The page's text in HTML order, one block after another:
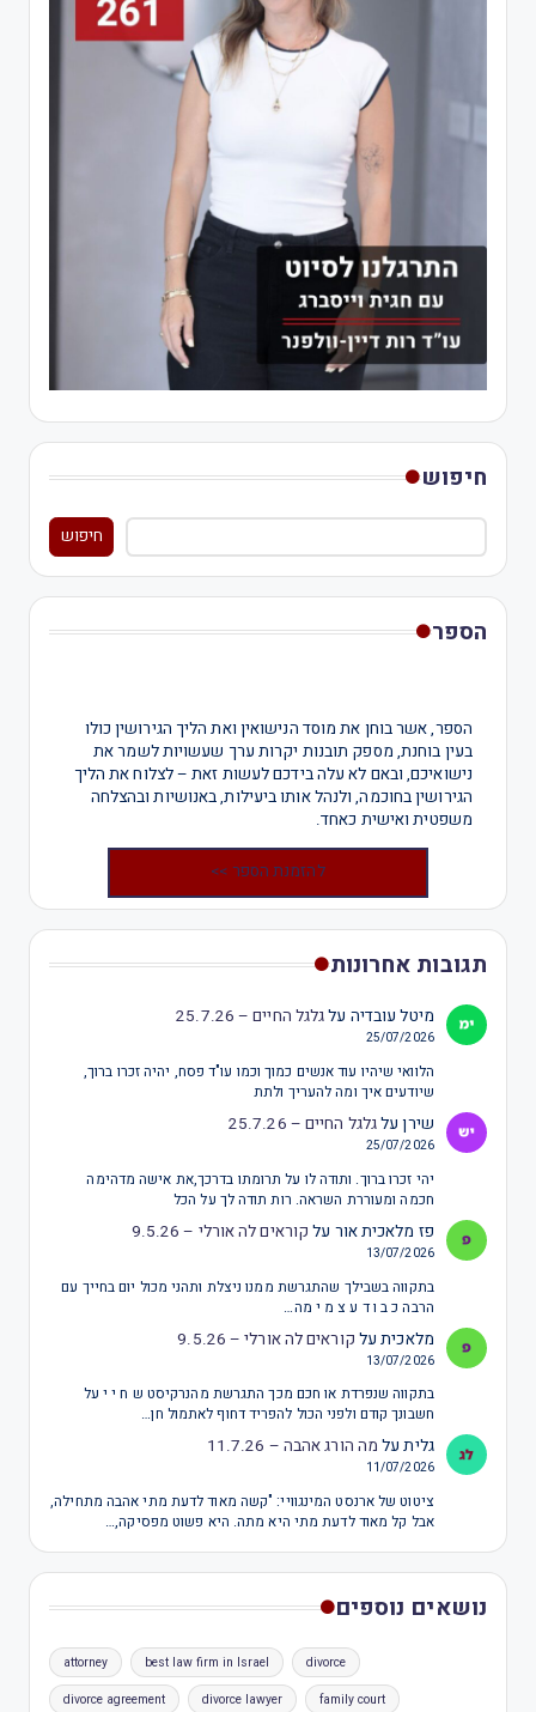
חיפוש
חיפוש
הספר
הספר, אשר בוחן את מוסד הנישואין ואת הליך הגירושין כולו
בעין בוחנת, מספק תובנות יקרות ערך שעשויות לשמר את
נישואיכם, ובאם לא עלה בידכם לעשות זאת – לצלוח את הליך
הגירושין בחוכמה, ולנהל אותו ביעילות, באנושיות ובהצלחה
משפטית ואישית כאחד.
להזמנת הספר >>
תגובות אחרונות
מיטל עובדיה עלגלגל החיים – 25.7.26
25/07/2026
הלוואי שיהיו עוד אנשים כמוך וכמו עו"ד פסח, יהיה זכרו ברוך,
שיודעים איך ומה להעריך ולתת
שירןעלגלגל החיים – 25.7.26
25/07/2026
יהי זכרו ברוך. ותודה לו על תרומתו בדרכך,את אישה מדהימה
חכמה ומעוררת השראה. רות תודה לך על הכל
פז מלאכית אור על קוראים לה אורלי – 9.5.26
13/07/2026
בתקווה בשבילך שהתגרשת ממנו ניצלת ותהני מכול יום בחייך עם
הרבה כ ב ו ד ע צ מ י מה…
מלאכיתעל קוראים לה אורלי – 9.5.26
13/07/2026
בתקווה שנפרדת או חכם מכך התגרשת מהנרקיסט ש ח י י על
חשבונך קודם ולפני הכול להפריד דחוף לאתמול חן…
גליתעל מה הורג אהבה – 11.7.26
11/07/2026
ציטוט של ארנסט המינגוויי: "קשה מאוד לדעת מתי אהבה מתחילה,
אבל קל מאוד לדעת מתי היא מתה. היא פשוט מפסיקה,…
נושאים נוספים
attorney best law firm in Israel divorce
divorce agreement divorce lawyer family court